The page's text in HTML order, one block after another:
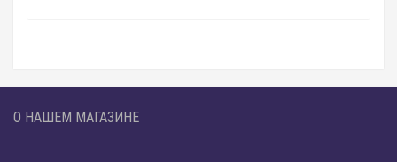
О НАШЕМ МАГАЗИНЕ